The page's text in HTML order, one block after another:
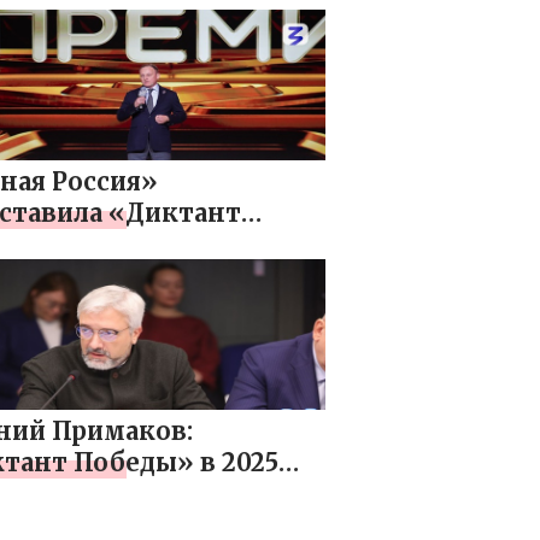
ветеранов и
Великой
войны
Россия»
«Диктант
премии
2025»
Примаков:
Победы» в 2025